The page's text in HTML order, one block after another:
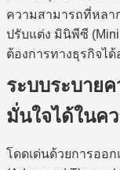
ความสามารถที่หลา
ปรับแต่ง มินิพีซี
ต้องการทางธุรกิจไ
ระบบระบาย
มั่นใจได้ในค
โดดเด่นด้วยการออ